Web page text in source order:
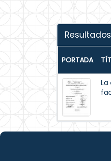
PORTADA